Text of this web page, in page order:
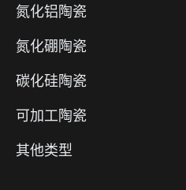
氮化铝陶瓷
氮化硼陶瓷
碳化硅陶瓷
可加工陶瓷
其他类型